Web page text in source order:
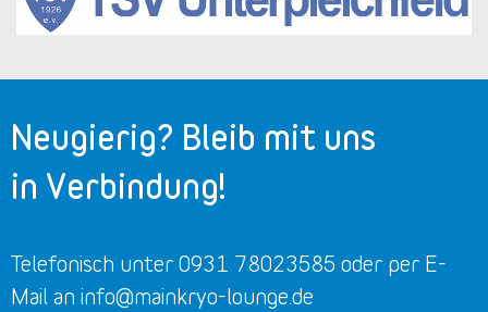
Neugierig? Bleib mit uns
in Verbindung!
Telefonisch unter 0931 78023585 oder per E-
Mail an info@mainkryo-lounge.de